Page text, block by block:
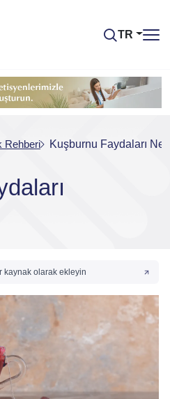
TR
Rehberi Kuşburnu Faydaları
kaynak olarak ekleyin